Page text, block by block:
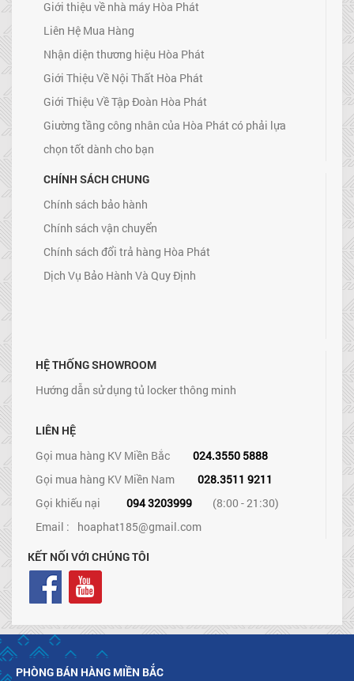
Giới thiệu về nhà máy Hòa Phát
Liên Hệ Mua Hàng
Nhận diện thương hiệu Hòa Phát
Giới Thiệu Về Nội Thất Hòa Phát
Giới Thiệu Về Tập Đoàn Hòa Phát
Giường tầng công nhân của Hòa Phát có phải lựa
chọn tốt dành cho bạn
CHÍNH SÁCH CHUNG
Chính sách bảo hành
Chính sách vận chuyển
Chính sách đổi trả hàng Hòa Phát
Dịch Vụ Bảo Hành Và Quy Định
HỆ THỐNG SHOWROOM
Hướng dẫn sử dụng tủ locker thông minh
LIÊN HỆ
Gọi mua hàng KV Miền Bắc
024.3550 5888
Gọi mua hàng KV Miền Nam
028.3511 9211
Gọi khiếu nại
094 3203999
(8:00 - 21:30)
Email : hoaphat185@gmail.com
KẾT NỐI VỚI CHÚNG TÔI
PHÒNG BÁN HÀNG MIỀN BẮC